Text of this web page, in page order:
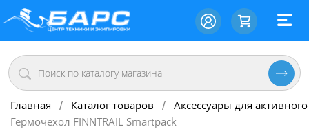
Главная / Каталог товаров / Аксессуары для
Гермочехол FINNTRAIL Smartpack